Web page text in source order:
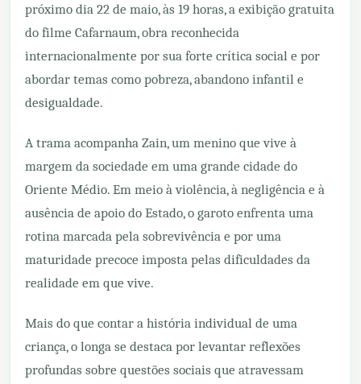
próximo dia 22 de maio, às 19 horas, a exibição gratuita
do filme Cafarnaum, obra reconhecida
internacionalmente por sua forte crítica social e por
abordar temas como pobreza, abandono infantil e
desigualdade.
A trama acompanha Zain, um menino que vive à
margem da sociedade em uma grande cidade do
Oriente Médio. Em meio à violência, à negligência e à
ausência de apoio do Estado, o garoto enfrenta uma
rotina marcada pela sobrevivência e por uma
maturidade precoce imposta pelas dificuldades da
realidade em que vive.
Mais do que contar a história individual de uma
criança, o longa se destaca por levantar reflexões
profundas sobre questões sociais que atravessam